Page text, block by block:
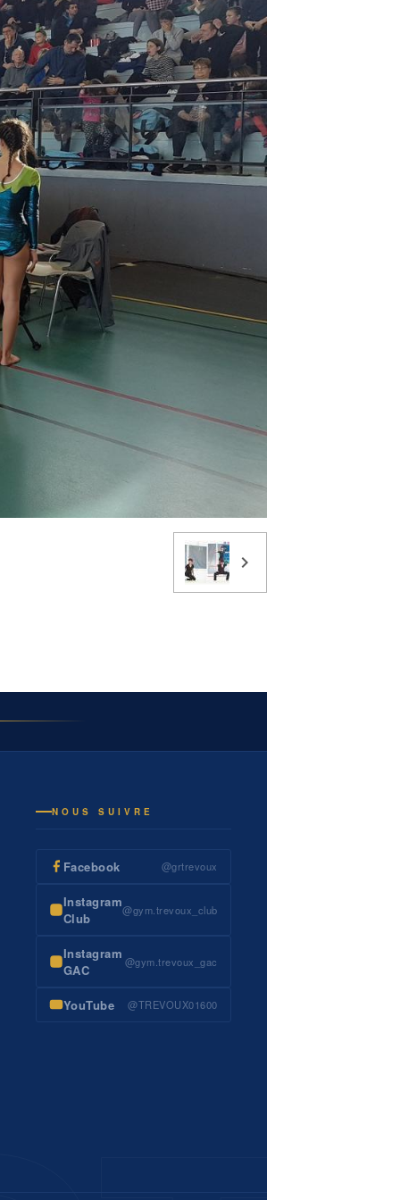
NOUS SUIVRE
Facebook @grtrevoux
Instagram
Club
@gym.trevoux_club
Instagram
GAC
@gym.trevoux_gac
YouTube @TREVOUX01600